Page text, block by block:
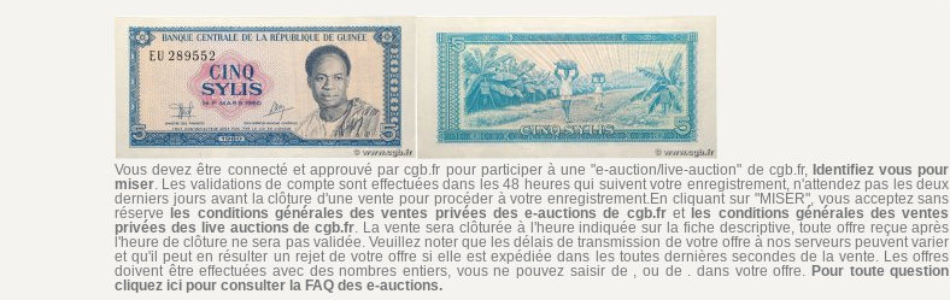
Vous devez être connecté et approuvé par cgb.fr pour participer à une "e-auction/live-auction" de cgb.fr, Identifiez vous pour
miser. Les validations de compte sont effectuées dans les 48 heures qui suivent votre enregistrement, n'attendez pas les deux
derniers jours avant la clôture d'une vente pour procéder à votre enregistrement.En cliquant sur "MISER", vous acceptez sans
réserve
les conditions générales des ventes privées des e-auctions de cgb.fret les conditions générales des ventes
privées des live auctions de cgb.fr. La vente sera clôturée à l'heure indiquée sur la fiche descriptive, toute offre reçue après
l'heure de clôture ne sera pas validée. Veuillez noter que les délais de transmission de votre offre à nos serveurs peuvent varier
et qu'il peut en résulter un rejet de votre offre si elle est expédiée dans les toutes dernières secondes de la vente. Les offres
doivent être effectuées avec des nombres entiers, vous ne pouvez saisir de , ou de . dans votre offre. Pour toute question
cliquez ici pour consulter la FAQ des e-auctions.